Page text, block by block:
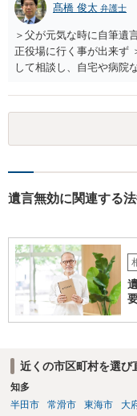
髙橋 俊太 弁護士
＞父が元気な時に自筆遺
正役場に行く事が出来ず
して相談し、自宅や病院
うことも可能です。 ＞不
がいいのではと考えてい
とも言えないのですが、
弁護士に事情等を説明し
遺言無効に関連する
近くの市区町村を選び
知多
半田市
常滑市 東海市 大